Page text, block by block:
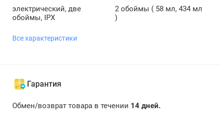
электрический, две
обоймы, IPX
2 обоймы ( 58 мл, 434 мл
)
Все характеристики
Гарантия
Обмен/возврат товара в течении 14 дней.